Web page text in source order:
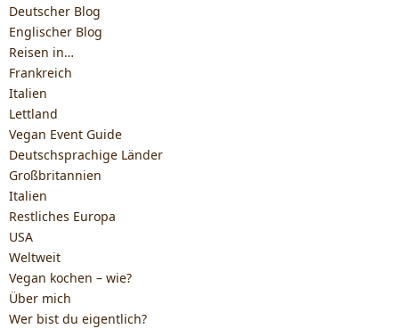
Deutscher Blog
Englischer Blog
Reisen in…
Frankreich
Italien
Lettland
Vegan Event Guide
Deutschsprachige Länder
Großbritannien
Italien
Restliches Europa
USA
Weltweit
Vegan kochen – wie?
Über mich
Wer bist du eigentlich?